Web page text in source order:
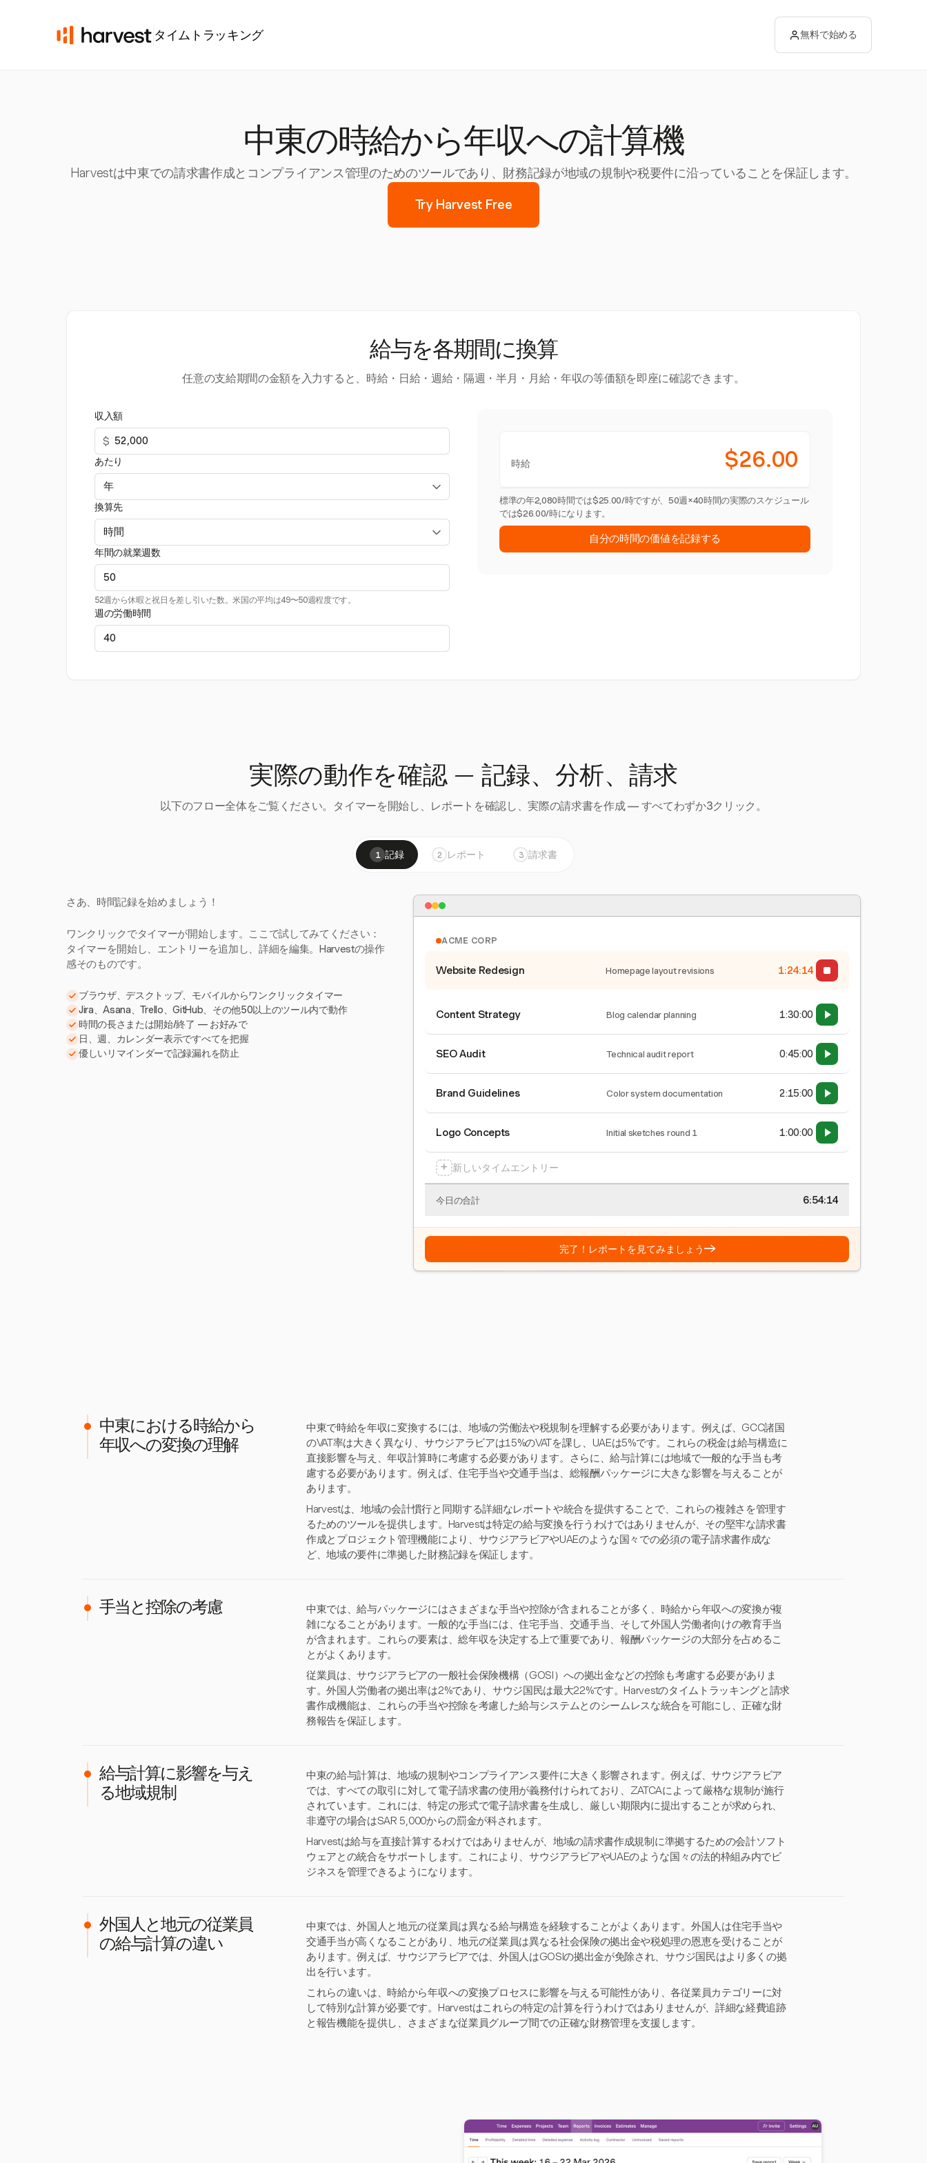
タイムトラッキング 無料で始める
中東の時給から年収への計算機
Harvestは中東での請求書作成とコンプライアンス管理のためのツールであり、財務記録が地域の規制や税要件に沿っていることを保証します。
Try Harvest Free
給与を各期間に換算
任意の支給期間の金額を入力すると、時給・日給・週給・隔週・半月・月給・年収の等価額を即座に確認できます。
収入額
$
あたり
換算先
年間の就業週数
52週から休暇と祝日を差し引いた数。米国の平均は49〜50週程度です。
週の労働時間
時給 $26.00
標準の年2,080時間では$25.00/時ですが、50週×40時間の実際のスケジュール
では$26.00/時になります。
自分の時間の価値を記録する
実際の動作を確認 — 記録、分析、請求
以下のフロー全体をご覧ください。タイマーを開始し、レポートを確認し、実際の請求書を作成 — すべてわずか3クリック。
1 記録 2 レポート 3 請求書
さあ、時間記録を始めましょう！
ワンクリックでタイマーが開始します。ここで試してみてください：
タイマーを開始し、エントリーを追加し、詳細を編集。Harvestの操作
感そのものです。
ブラウザ、デスクトップ、モバイルからワンクリックタイマー
Jira、Asana、Trello、GitHub、その他50以上のツール内で動作
時間の長さまたは開始/終了 — お好みで
日、週、カレンダー表示ですべてを把握
優しいリマインダーで記録漏れを防止
ACME CORP
Website Redesign Homepage layout revisions 1:24:15
Content Strategy Blog calendar planning 1:30:00
SEO Audit Technical audit report 0:45:00
Brand Guidelines Color system documentation 2:15:00
Logo Concepts Initial sketches round 1 1:00:00
+ 新しいタイムエントリー
今日の合計 6:54:15
完了！レポートを見てみましょう→
中東における時給から
年収への変換の理解
中東で時給を年収に変換するには、地域の労働法や税規制を理解する必要があります。例えば、GCC諸国
のVAT率は大きく異なり、サウジアラビアは15%のVATを課し、UAEは5%です。これらの税金は給与構造に
直接影響を与え、年収計算時に考慮する必要があります。さらに、給与計算には地域で一般的な手当も考
慮する必要があります。例えば、住宅手当や交通手当は、総報酬パッケージに大きな影響を与えることが
あります。
Harvestは、地域の会計慣行と同期する詳細なレポートや統合を提供することで、これらの複雑さを管理す
るためのツールを提供します。Harvestは特定の給与変換を行うわけではありませんが、その堅牢な請求書
作成とプロジェクト管理機能により、サウジアラビアやUAEのような国々での必須の電子請求書作成な
ど、地域の要件に準拠した財務記録を保証します。
手当と控除の考慮
中東では、給与パッケージにはさまざまな手当や控除が含まれることが多く、時給から年収への変換が複
雑になることがあります。一般的な手当には、住宅手当、交通手当、そして外国人労働者向けの教育手当
が含まれます。これらの要素は、総年収を決定する上で重要であり、報酬パッケージの大部分を占めるこ
とがよくあります。
従業員は、サウジアラビアの一般社会保険機構（GOSI）への拠出金などの控除も考慮する必要がありま
す。外国人労働者の拠出率は2%であり、サウジ国民は最大22%です。Harvestのタイムトラッキングと請求
書作成機能は、これらの手当や控除を考慮した給与システムとのシームレスな統合を可能にし、正確な財
務報告を保証します。
給与計算に影響を与え
る地域規制
中東の給与計算は、地域の規制やコンプライアンス要件に大きく影響されます。例えば、サウジアラビア
では、すべての取引に対して電子請求書の使用が義務付けられており、ZATCAによって厳格な規制が施行
されています。これには、特定の形式で電子請求書を生成し、厳しい期限内に提出することが求められ、
非遵守の場合はSAR 5,000からの罰金が科されます。
Harvestは給与を直接計算するわけではありませんが、地域の請求書作成規制に準拠するための会計ソフト
ウェアとの統合をサポートします。これにより、サウジアラビアやUAEのような国々の法的枠組み内でビ
ジネスを管理できるようになります。
外国人と地元の従業員
の給与計算の違い
中東では、外国人と地元の従業員は異なる給与構造を経験することがよくあります。外国人は住宅手当や
交通手当が高くなることがあり、地元の従業員は異なる社会保険の拠出金や税処理の恩恵を受けることが
あります。例えば、サウジアラビアでは、外国人はGOSIの拠出金が免除され、サウジ国民はより多くの拠
出を行います。
これらの違いは、時給から年収への変換プロセスに影響を与える可能性があり、各従業員カテゴリーに対
して特別な計算が必要です。Harvestはこれらの特定の計算を行うわけではありませんが、詳細な経費追跡
と報告機能を提供し、さまざまな従業員グループ間での正確な財務管理を支援します。